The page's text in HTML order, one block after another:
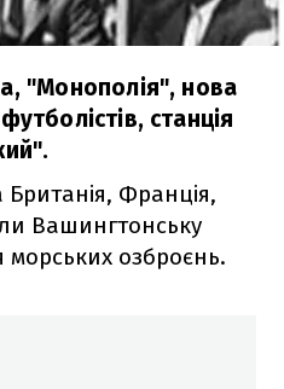
"Монополія", нова
станція
Франція,
Вашингтонську
озброєнь.